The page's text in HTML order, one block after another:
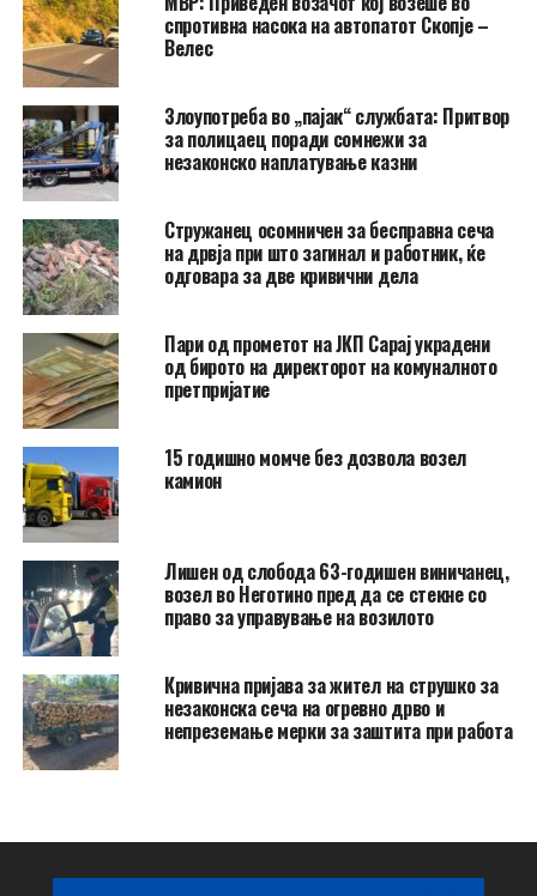
спротивна насока на автопатот Скопје –
Велес
Злоупотреба во „пајак“ службата: Притвор
за полицаец поради сомнежи за
незаконско наплатување казни
Стружанец осомничен за бесправна сеча
на дрвја при што загинал и работник, ќе
одговара за две кривични дела
Пари од прометот на ЈКП Сарај украдени
од бирото на директорот на комуналното
претпријатие
15 годишно момче без дозвола возел
камион
Лишен од слобода 63-годишен виничанец,
возел во Неготино пред да се стекне со
право за управување на возилото
Кривична пријава за жител на струшко за
незаконска сеча на огревно дрво и
непреземање мерки за заштита при работа